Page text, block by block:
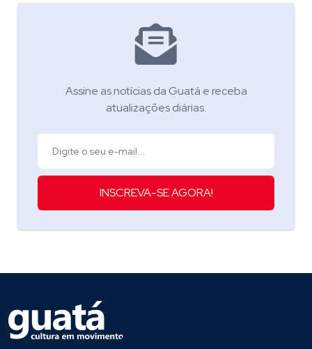
Assine as notícias da Guatá e receba
atualizações diárias.
INSCREVA-SE AGORA!